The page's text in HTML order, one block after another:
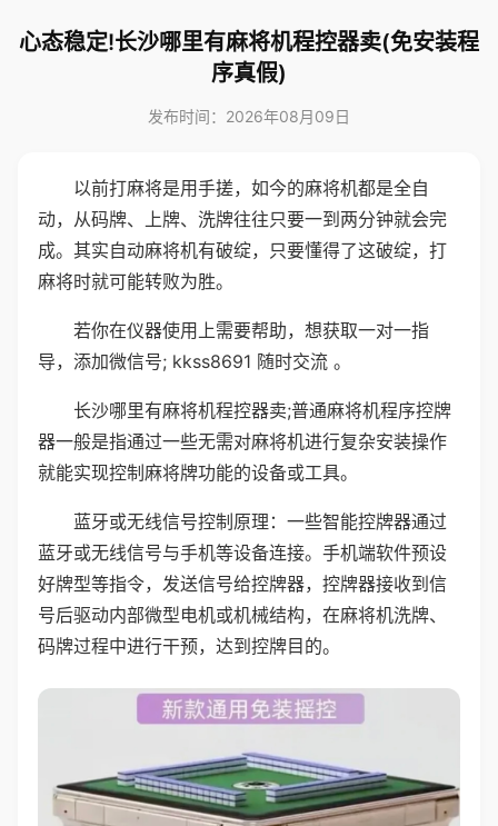
心态稳定!长沙哪里有麻将机程控器卖(免安装程
序真假)
发布时间：2026年08月09日
以前打麻将是用手搓，如今的麻将机都是全自
动，从码牌、上牌、洗牌往往只要一到两分钟就会完
成。其实自动麻将机有破绽，只要懂得了这破绽，打
麻将时就可能转败为胜。
若你在仪器使用上需要帮助，想获取一对一指
导，添加微信号; kkss8691 随时交流 。
长沙哪里有麻将机程控器卖;普通麻将机程序控牌
器一般是指通过一些无需对麻将机进行复杂安装操作
就能实现控制麻将牌功能的设备或工具。
蓝牙或无线信号控制原理：一些智能控牌器通过
蓝牙或无线信号与手机等设备连接。手机端软件预设
好牌型等指令，发送信号给控牌器，控牌器接收到信
号后驱动内部微型电机或机械结构，在麻将机洗牌、
码牌过程中进行干预，达到控牌目的。